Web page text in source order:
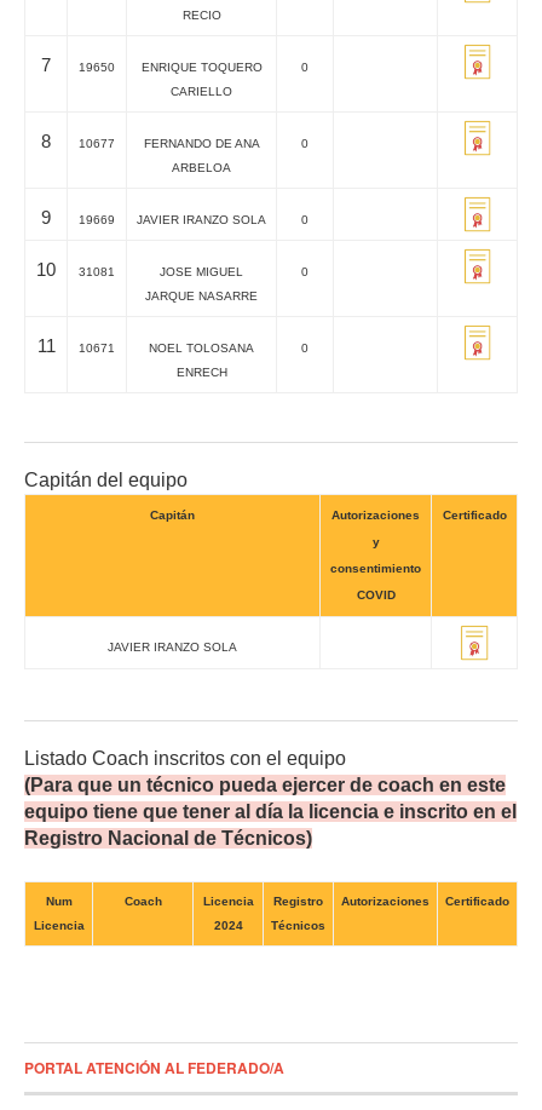
RECIO
7 19650
ENRIQUE TOQUERO
CARIELLO
0
8 10677
FERNANDO DE ANA
ARBELOA
0
9 19669 JAVIER IRANZO SOLA 0
10 31081
JOSE MIGUEL
JARQUE NASARRE
0
11 10671
NOEL TOLOSANA
ENRECH
0
Capitán del equipo
Capitán
Autorizaciones
y
consentimiento
COVID
Certificado
JAVIER IRANZO SOLA
Listado Coach inscritos con el equipo
(Para que un técnico pueda ejercer de coach en este
equipo tiene que tener al día la licencia e inscrito en el
Registro Nacional de Técnicos)
Num
Licencia
Coach
Licencia
2024
Registro
Técnicos
Autorizaciones Certificado
PORTAL ATENCIÓN AL FEDERADO/A